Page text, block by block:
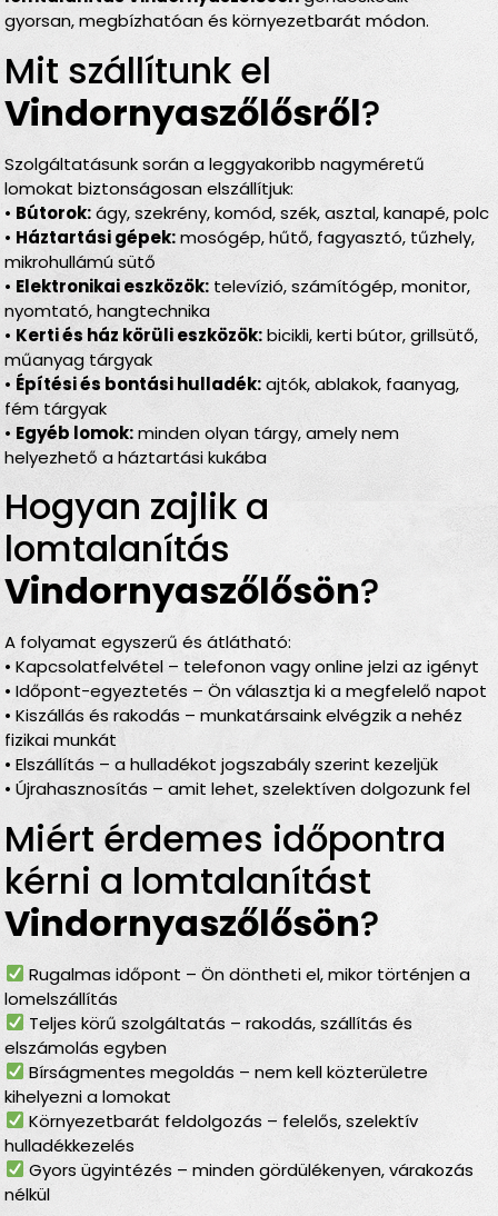
gyorsan, megbízhatóan és környezetbarát módon.
Mit szállítunk el
Vindornyaszőlősről?
Szolgáltatásunk során a leggyakoribb nagyméretű
lomokat biztonságosan elszállítjuk:
• Bútorok:ágy, szekrény, komód, szék, asztal, kanapé, polc
• Háztartási gépek:mosógép, hűtő, fagyasztó, tűzhely,
mikrohullámú sütő
• Elektronikai eszközök: televízió, számítógép, monitor,
nyomtató, hangtechnika
• Kerti és ház körüli eszközök:bicikli, kerti bútor, grillsütő,
műanyag tárgyak
• Építési és bontási hulladék:ajtók, ablakok, faanyag,
fém tárgyak
• Egyéb lomok:minden olyan tárgy, amely nem
helyezhető a háztartási kukába
Hogyan zajlik a
lomtalanítás
Vindornyaszőlősön?
A folyamat egyszerű és átlátható:
• Kapcsolatfelvétel – telefonon vagy online jelzi az igényt
• Időpont-egyeztetés – Ön választja ki a megfelelő napot
• Kiszállás és rakodás – munkatársaink elvégzik a nehéz
fizikai munkát
• Elszállítás – a hulladékot jogszabály szerint kezeljük
• Újrahasznosítás – amit lehet, szelektíven dolgozunk fel
Miért érdemes időpontra
kérni a lomtalanítást
Vindornyaszőlősön?
Rugalmas időpont – Ön döntheti el, mikor történjen a
lomelszállítás
Teljes körű szolgáltatás – rakodás, szállítás és
elszámolás egyben
Bírságmentes megoldás – nem kell közterületre
kihelyezni a lomokat
Környezetbarát feldolgozás – felelős, szelektív
hulladékkezelés
Gyors ügyintézés – minden gördülékenyen, várakozás
nélkül